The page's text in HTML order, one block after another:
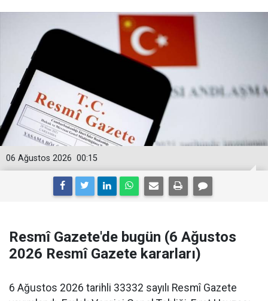
00:15
06 Ağustos 2026
Resmî Gazete'de bugün (6 Ağustos
2026 Resmî Gazete kararları)
6 Ağustos 2026 tarihli 33332 sayılı Resmî Gazete